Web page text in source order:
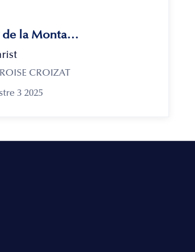
Les Coteaux de la Montagne
CROIZAT
3 2025